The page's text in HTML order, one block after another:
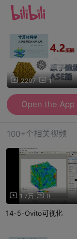
2207 1
Open the
100+个相关视频
1.7万 0
14-5-Ovito可视化